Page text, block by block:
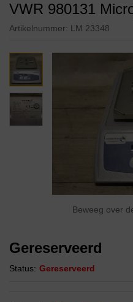
VWR 980131
Artikelnummer: LM 23348
Beweeg over
Gereserveerd
Status: Gereserveerd